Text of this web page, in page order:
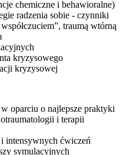
chemiczne i behawioralne)
radzenia sobie - czynniki
traumą wtórną
kryzysowego
kryzysowej
oparciu o najlepsze praktyki
i terapii
i intensywnych ćwiczeń
symulacyjnych